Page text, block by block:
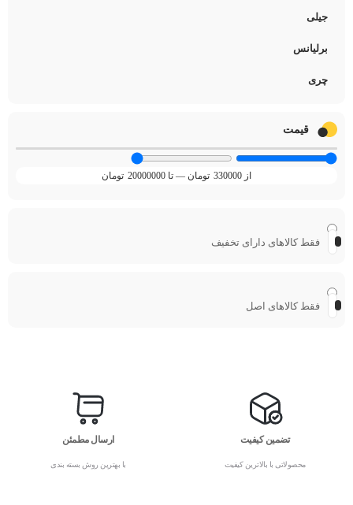
جیلی
برلیانس
چری
قیمت
330000 تومان—
20000000 تومان
فقط کالاهای دارای تخفیف
فقط کالاهای اصل
تضمین کیفیت
محصولاتی با بالاترین کیفیت
ارسال مطمئن
با بهترین روش بسته بندی